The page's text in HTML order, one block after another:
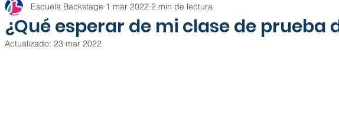
Fitness Violín Actualidad musical
¿Qué esperar de mi clase de prueba
Escuela Backstage 1 mar 2022 2 min de lectura
Actualizado: 23 mar 2022